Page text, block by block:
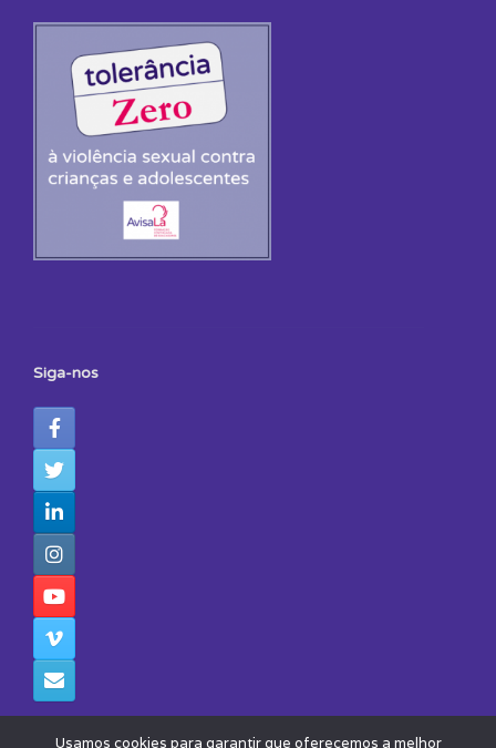
Siga-nos
Usamos cookies para garantir que oferecemos a melhor